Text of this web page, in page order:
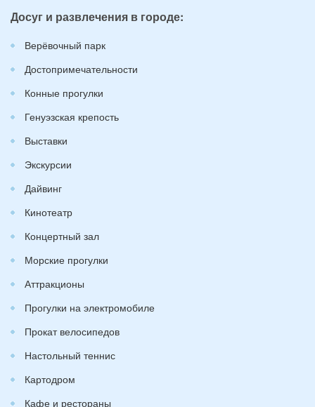
Досуг и развлечения в городе:
Верёвочный парк
Достопримечательности
Конные прогулки
Генуэзская крепость
Выставки
Экскурсии
Дайвинг
Кинотеатр
Концертный зал
Морские прогулки
Аттракционы
Прогулки на электромобиле
Прокат велосипедов
Настольный теннис
Картодром
Кафе и рестораны